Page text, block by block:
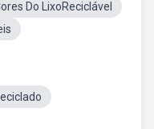
Do LixoReciclável